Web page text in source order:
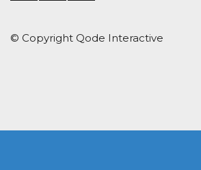
© Copyright Qode Interactive